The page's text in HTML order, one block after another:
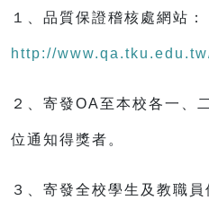
１、品質保證稽核處網站：
http://
２、寄發OA至本校各一、
位通知得獎者。
３、寄發全校學生及教職